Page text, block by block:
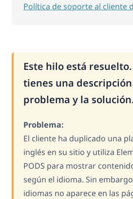
Este hilo está
tienes una
problema y la
Problema:
El cliente ha duplicado una
inglés en su sitio y utiliza
PODS para mostrar
según el idioma. Sin
idiomas no aparece en las
Política de soporte al cliente